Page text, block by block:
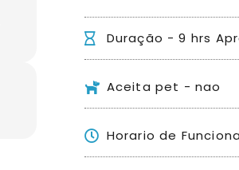
Duração - 9 hrs
Aceita pet - nao
Horario de